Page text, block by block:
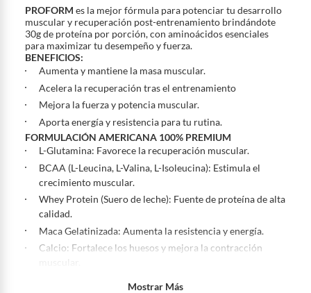
otras con restricciones y algunas que no se pueden devolver ni cambiar.
Conoce cuáles son:
Productos vendidos porFalabella, Tottus y otros vendedores tienen:
48 horas: cemento, mezclas de hormigón, morteros, yeso y otros
productos para asfalto, hormigón, albañilería.
7 días: colchones y productos de combustión.
48 horas: cemento, mezclas de hormigón, morteros, yeso y otros
productos para asfalto.
7 días: productos eléctricos o a combustión, electrodomésticos,
tecnología, línea blanca, colchones, muebles, bicicletas y
máquinas.
No se pueden devolver o cambiar bajo cambio de opinión
PROFORM es la mejor fórmula para potenciar tu desarrollo
muscular y recuperación post-entrenamiento brindándote
30g de proteína por porción, con aminoácidos esenciales
para maximizar tu desempeño y fuerza.
BENEFICIOS:
Aumenta y mantiene la masa muscular.
Acelera la recuperación tras el entrenamiento
Mejora la fuerza y potencia muscular.
Aporta energía y resistencia para tu rutina.
FORMULACIÓN AMERICANA 100% PREMIUM
L-Glutamina: Favorece la recuperación muscular.
BCAA (L-Leucina, L-Valina, L-Isoleucina): Estimula el
crecimiento muscular.
Whey Protein (Suero de leche): Fuente de proteína de alta
calidad.
Maca Gelatinizada: Aumenta la resistencia y energía.
Calcio: Fortalece los huesos y mejora la contracción
Mostrar Más